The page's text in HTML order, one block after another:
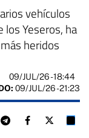
vehículos
los Yeseros, ha
heridos
09/JUL/26- 18:44
09/JUL/26 - 21:23